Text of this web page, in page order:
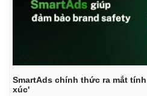
Tin nóng
Tư vấn luật
SmartAds chính thức ra mắt
xúc'